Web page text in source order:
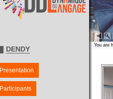
DENDY
Presentation
Participants
You are